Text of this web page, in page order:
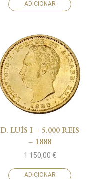
ADICIONAR
D. LUÍS I – 5.000 REIS
– 1888
1 150,00 €
ADICIONAR